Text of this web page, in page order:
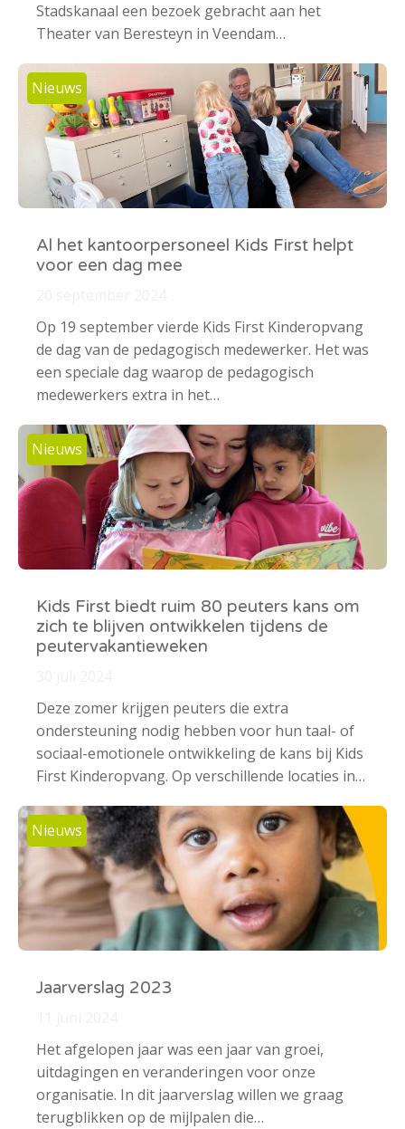
Stadskanaal een bezoek gebracht aan het
Theater van Beresteyn in Veendam…
Nieuws
Al het kantoorpersoneel Kids First helpt
voor een dag mee
Op 19 september vierde Kids First Kinderopvang
de dag van de pedagogisch medewerker. Het was
een speciale dag waarop de pedagogisch
medewerkers extra in het…
Nieuws
Kids First biedt ruim 80 peuters kans om
zich te blijven ontwikkelen tijdens de
peutervakantieweken
Deze zomer krijgen peuters die extra
ondersteuning nodig hebben voor hun taal- of
sociaal-emotionele ontwikkeling de kans bij Kids
First Kinderopvang. Op verschillende locaties in…
Nieuws
Jaarverslag 2023
Het afgelopen jaar was een jaar van groei,
uitdagingen en veranderingen voor onze
organisatie. In dit jaarverslag willen we graag
terugblikken op de mijlpalen die…